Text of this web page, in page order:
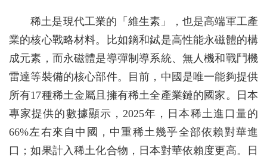
稀土是現代工業的「維生素」，也是高端軍工產
業的核心戰略材料。比如鏑和鋱是高性能永磁體的構
成元素，而永磁體是導彈制導系統、無人機和戰鬥機
雷達等裝備的核心部件。目前，中國是唯一能夠提供
所有17種稀土金屬且擁有稀土全產業鏈的國家。日本
專家提供的數據顯示，2025年，日本稀土進口量的
66%左右來自中國，中重稀土幾乎全部依賴對華進
口；如果計入稀土化合物，日本對華依賴度更高。日